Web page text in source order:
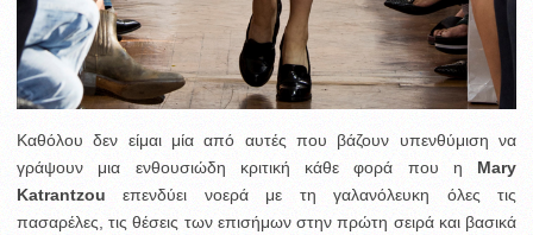
Καθόλου δεν είμαι μία από αυτές που βάζουν υπενθύμιση να
γράψουν μια ενθουσιώδη κριτική κάθε φορά που η Mary
Katrantzou επενδύει νοερά με τη γαλανόλευκη όλες τις
πασαρέλες, τις θέσεις των επισήμων στην πρώτη σειρά και βασικά